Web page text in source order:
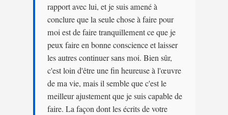
rapport avec lui, et je suis amené à
conclure que la seule chose à faire pour
moi est de faire tranquillement ce que je
peux faire en bonne conscience et laisser
les autres continuer sans moi. Bien sûr,
c'est loin d'être une fin heureuse à l'œuvre
de ma vie, mais il semble que c'est le
meilleur ajustement que je suis capable de
faire. La façon dont les écrits de votre